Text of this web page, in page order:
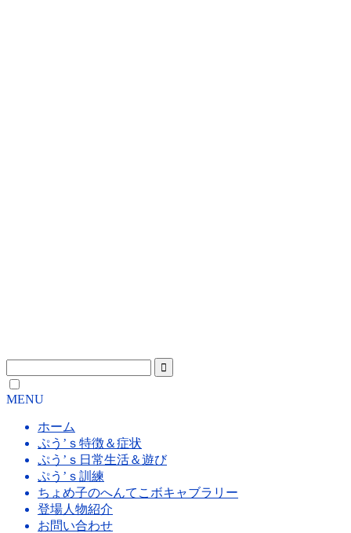
MENU
ホーム
ぷう’ｓ特徴＆症状
ぷう’ｓ日常生活＆遊び
ぷう’ｓ訓練
ちょめ子のへんてこボキャブラリー
登場人物紹介
お問い合わせ